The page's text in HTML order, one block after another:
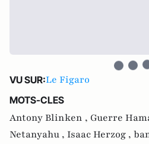
VU SUR:Le Figaro
MOTS-CLES
Antony Blinken , Guerre
Netanyahu , Isaac Herzog ,